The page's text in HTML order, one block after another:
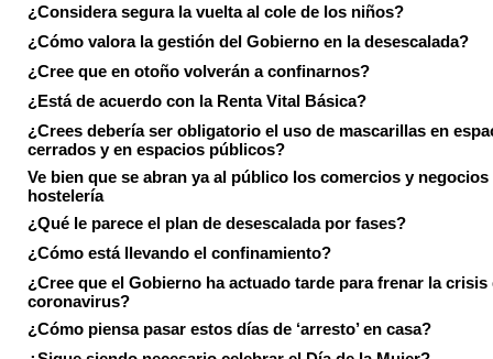
¿Considera segura la vuelta al cole de los niños?
¿Cómo valora la gestión del Gobierno en la desescalada?
¿Cree que en otoño volverán a confinarnos?
¿Está de acuerdo con la Renta Vital Básica?
¿Crees debería ser obligatorio el uso de mascarillas en
cerrados y en espacios públicos?
Ve bien que se abran ya al público los comercios y negocios
hostelería
¿Qué le parece el plan de desescalada por fases?
¿Cómo está llevando el confinamiento?
¿Cree que el Gobierno ha actuado tarde para frenar la crisis
coronavirus?
¿Cómo piensa pasar estos días de ‘arresto’ en casa?